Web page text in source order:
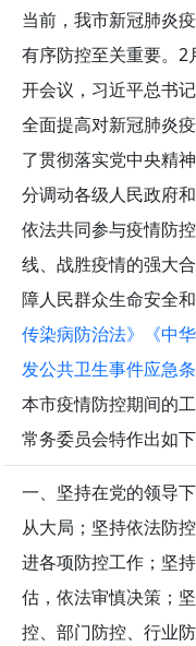
当前，我市新冠肺炎
有序防控至关重要。2
开会议，习近平总书
全面提高对新冠肺炎
了贯彻落实党中央精
分调动各级人民政府
依法共同参与疫情防
线、战胜疫情的强大
障人民群众生命安全
传染病防治法》
《中
发公共卫生事件应急条
本市疫情防控期间的
常务委员会特作出如
一、坚持在党的领导
从大局；坚持依法防
进各项防控工作；坚
估，依法审慎决策；
控、部门防控、行业